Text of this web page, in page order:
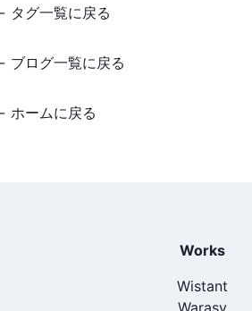
タグ一覧に戻る
ブログ一覧に戻る
ホームに戻る
Works
Wistant
Warasy